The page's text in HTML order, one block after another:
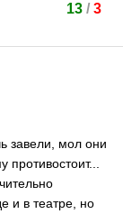
13 / 3
завели, мол они
и в театре, но